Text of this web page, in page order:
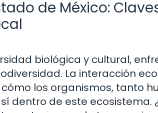
de México:
biológica y cultural,
La interacción
los organismos, tanto
dentro de este ecosistema.